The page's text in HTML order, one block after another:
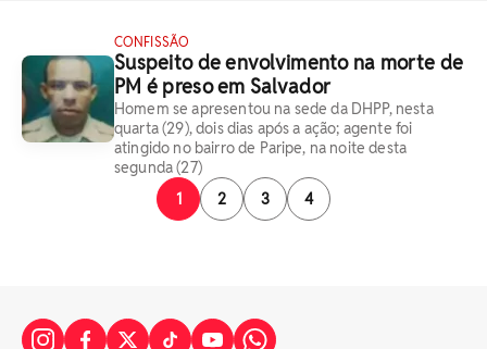
CONFISSÃO
Suspeito de envolvimento na morte de
PM é preso em Salvador
Homem se apresentou na sede da DHPP, nesta
quarta (29), dois dias após a ação; agente foi
atingido no bairro de Paripe, na noite desta
segunda (27)
1
2 3 4